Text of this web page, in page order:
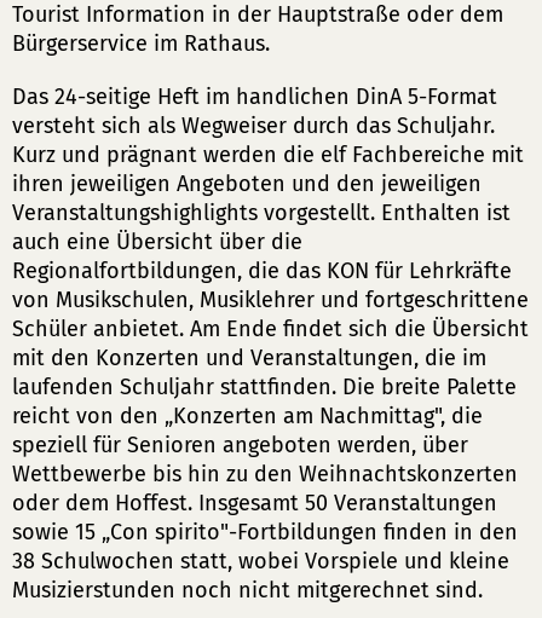
Tourist Information in der Hauptstraße oder dem
Bürgerservice im Rathaus.
Das 24-seitige Heft im handlichen DinA 5-Format
versteht sich als Wegweiser durch das Schuljahr.
Kurz und prägnant werden die elf Fachbereiche mit
ihren jeweiligen Angeboten und den jeweiligen
Veranstaltungshighlights vorgestellt. Enthalten ist
auch eine Übersicht über die
Regionalfortbildungen, die das KON für Lehrkräfte
von Musikschulen, Musiklehrer und fortgeschrittene
Schüler anbietet. Am Ende findet sich die Übersicht
mit den Konzerten und Veranstaltungen, die im
laufenden Schuljahr stattfinden. Die breite Palette
reicht von den „Konzerten am Nachmittag", die
speziell für Senioren angeboten werden, über
Wettbewerbe bis hin zu den Weihnachtskonzerten
oder dem Hoffest. Insgesamt 50 Veranstaltungen
sowie 15 „Con spirito"-Fortbildungen finden in den
38 Schulwochen statt, wobei Vorspiele und kleine
Musizierstunden noch nicht mitgerechnet sind.